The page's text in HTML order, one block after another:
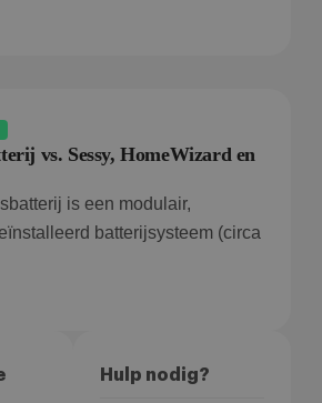
vs. Sessy, HomeWizard en
is een modulair,
batterijsysteem (circa
Hulp nodig?